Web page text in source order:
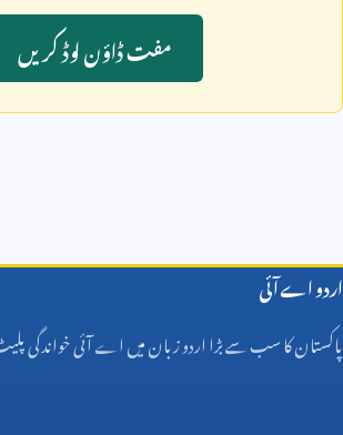
مفت ڈاؤن لوڈ کريں
اردو اے آئی
پاکستان کا سب سے بڑا اردو زبان میں اے آئی خواندگی